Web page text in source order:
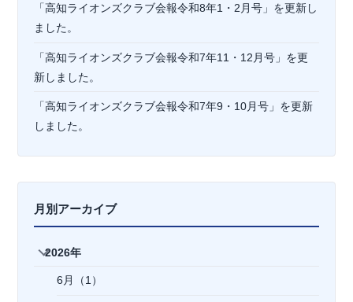
「高知ライオンズクラブ会報令和8年1・2月号」を更新し
ました。
「高知ライオンズクラブ会報令和7年11・12月号」を更
新しました。
「高知ライオンズクラブ会報令和7年9・10月号」を更新
しました。
月別アーカイブ
2026年
6月（1）